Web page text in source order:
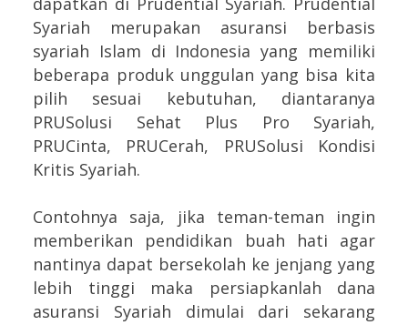
Syariah merupakan asuransi berbasis
syariah Islam di Indonesia yang memiliki
beberapa produk unggulan yang bisa kita
pilih sesuai kebutuhan, diantaranya
PRUSolusi Sehat Plus Pro Syariah,
PRUCinta, PRUCerah, PRUSolusi Kondisi
Kritis Syariah.
Contohnya saja, jika teman-teman ingin
memberikan pendidikan buah hati agar
nantinya dapat bersekolah ke jenjang yang
lebih tinggi maka persiapkanlah dana
asuransi Syariah dimulai dari sekarang